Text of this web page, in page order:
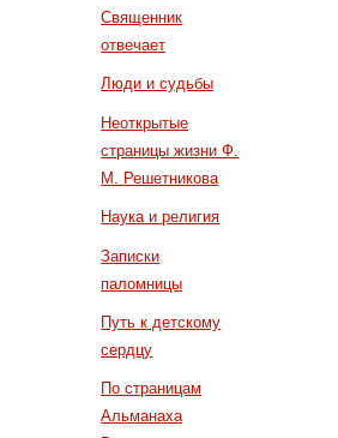
Священник
отвечает
Люди и судьбы
Неоткрытые
страницы жизни Ф.
М. Решетникова
Наука и религия
Записки
паломницы
Путь к детскому
сердцу
По страницам
Альманаха